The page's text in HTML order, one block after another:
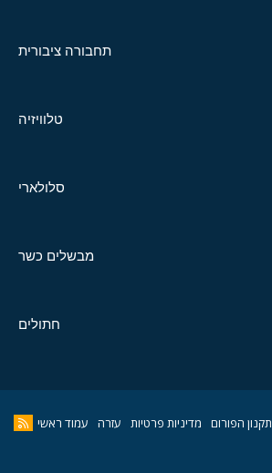
תחבורה ציבורית
טלוויזיה
סלולארי
מבשלים כשר
חתולים
תקנון הפורום מדיניות פרטיות עזרה עמוד ראשי